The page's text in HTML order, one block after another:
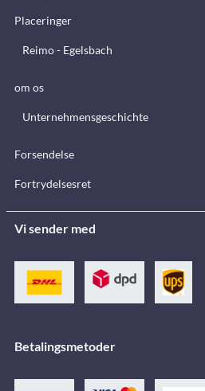
Placeringer
Reimo - Egelsbach
om os
Unternehmensgeschichte
Forsendelse
Fortrydelsesret
Vi sender med
Betalingsmetoder